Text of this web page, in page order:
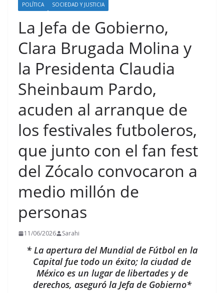
POLÍTICA SOCIEDAD Y JUSTICIA
La Jefa de Gobierno,
Clara Brugada Molina y
la Presidenta Claudia
Sheinbaum Pardo,
acuden al arranque de
los festivales futboleros,
que junto con el fan fest
del Zócalo convocaron a
medio millón de
personas
11/06/2026 Sarahi
* La apertura del Mundial de Fútbol en la
Capital fue todo un éxito; la ciudad de
México es un lugar de libertades y de
derechos, aseguró la Jefa de Gobierno*